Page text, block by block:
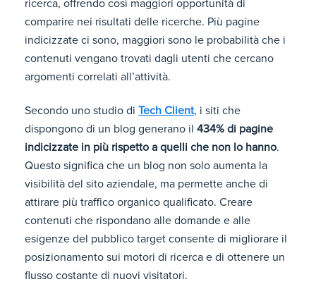
ricerca, offrendo così maggiori opportunità di
comparire nei risultati delle ricerche. Più pagine
indicizzate ci sono, maggiori sono le probabilità che i
contenuti vengano trovati dagli utenti che cercano
argomenti correlati all’attività.
Secondo uno studio di Tech Client, i siti che
dispongono di un blog generano il 434% di pagine
indicizzate in più rispetto a quelli che non lo hanno.
Questo significa che un blog non solo aumenta la
visibilità del sito aziendale, ma permette anche di
attirare più traffico organico qualificato. Creare
contenuti che rispondano alle domande e alle
esigenze del pubblico target consente di migliorare il
posizionamento sui motori di ricerca e di ottenere un
flusso costante di nuovi visitatori.